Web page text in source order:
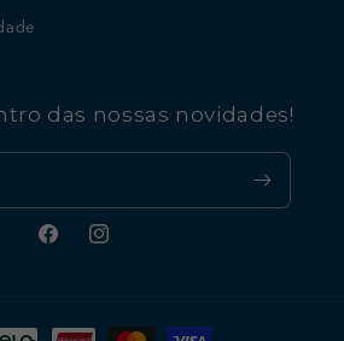
das nossas novidades!
FacebookInstagram